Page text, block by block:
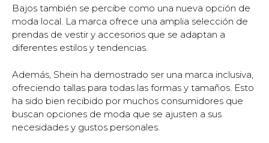
Bajos también se percibe como una nueva opción de
moda local. La marca ofrece una amplia selección de
prendas de vestir y accesorios que se adaptan a
diferentes estilos y tendencias.
Además, Shein ha demostrado ser una marca inclusiva,
ofreciendo tallas para todas las formas y tamaños. Esto
ha sido bien recibido por muchos consumidores que
buscan opciones de moda que se ajusten a sus
necesidades y gustos personales.